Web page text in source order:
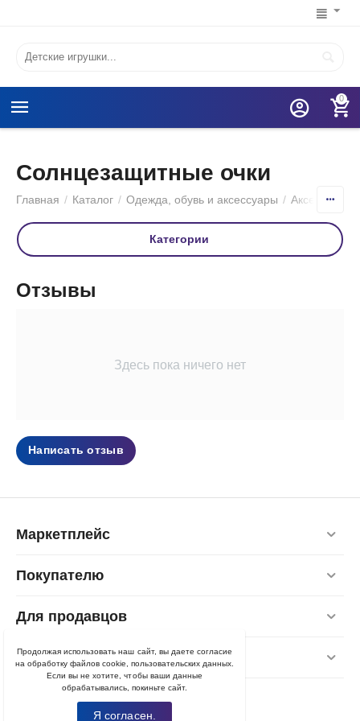
0
Солнцезащитные очки
Главная / Каталог / Одежда, обувь и аксессуары / Аксессуары
Категории
Отзывы
Здесь пока ничего нет
Написать отзыв
Маркетплейс
Покупателю
Для продавцов
Контакты
Продолжая использовать наш сайт, вы даете согласие
на обработку файлов cookie, пользовательских данных.
Если вы не хотите, чтобы ваши данные
обрабатывались, покиньте сайт.
Я согласен.